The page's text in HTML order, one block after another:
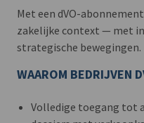
Met een dVO-
zakelijke context — met
strategische bewegingen.
WAAROM BEDRIJVEN
Volledige toegang tot